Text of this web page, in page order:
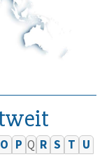
O P Q R S T U